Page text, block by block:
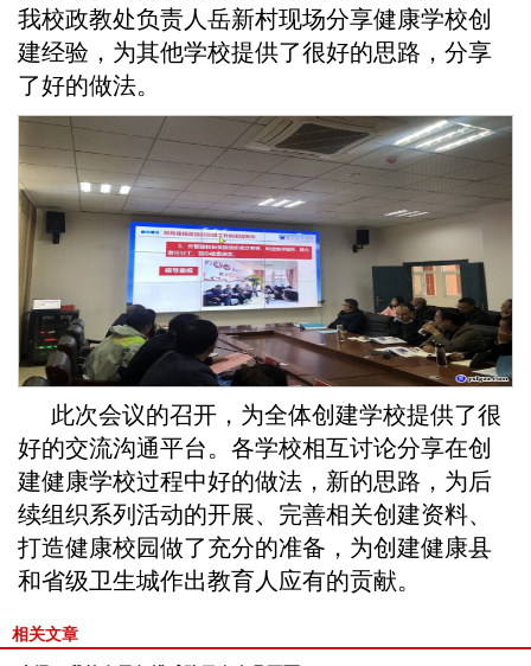
我校政教处负责人岳新村现场分享健康学校创
建经验，为其他学校提供了很好的思路，分享
了好的做法。
此次会议的召开，为全体创建学校提供了很
好的交流沟通平台。各学校相互讨论分享在创
建健康学校过程中好的做法，新的思路，为后
续组织系列活动的开展、完善相关创建资料、
打造健康校园做了充分的准备，为创建健康县
和省级卫生城作出教育人应有的贡献。
相关文章